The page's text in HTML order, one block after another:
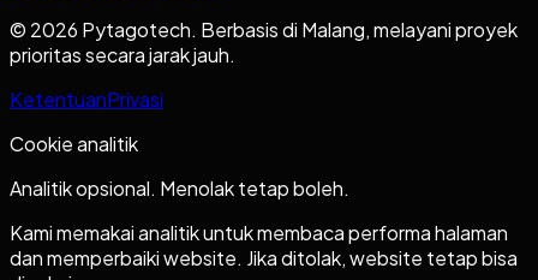
© 2026 Pytagotech. Berbasis di Malang, melayani proyek
prioritas secara jarak jauh.
KetentuanPrivasi
Cookie analitik
Analitik opsional. Menolak tetap boleh.
Kami memakai analitik untuk membaca performa halaman
dan memperbaiki website. Jika ditolak, website tetap bisa